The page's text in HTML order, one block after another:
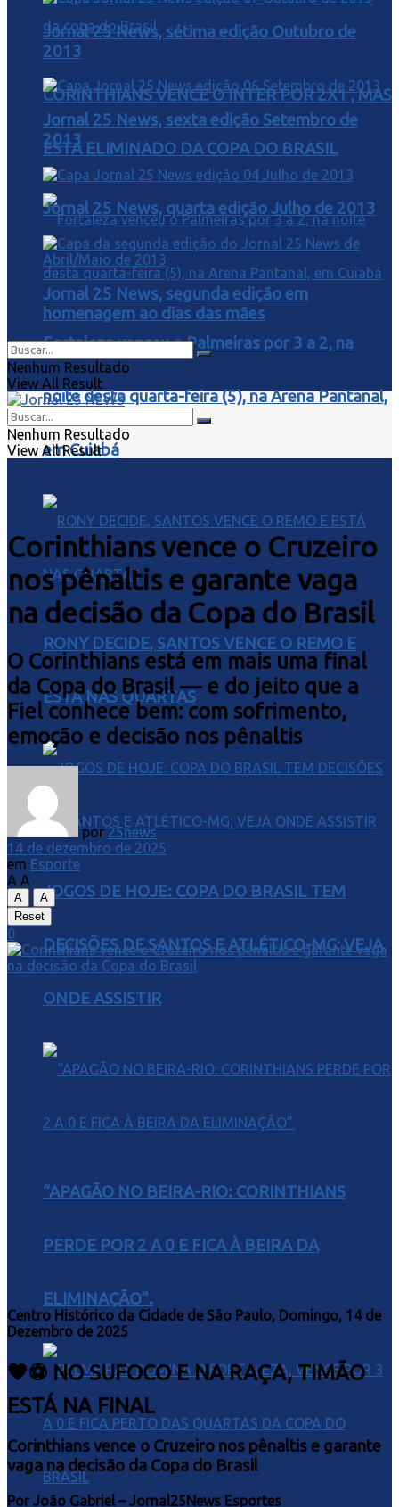
CORINTHIANS VENCE O INTER POR 2X1 , MAS
ESTA ELIMINADO DA COPA DO BRASIL
Fortaleza venceu o Palmeiras por 3 a 2, na
noite desta quarta-feira (5), na Arena Pantanal,
em Cuiabá
RONY DECIDE, SANTOS VENCE O REMO E
ESTÁ NAS QUARTAS
JOGOS DE HOJE: COPA DO BRASIL TEM
DECISÕES DE SANTOS E ATLÉTICO-MG; VEJA
ONDE ASSISTIR
“APAGÃO NO BEIRA-RIO: CORINTHIANS
PERDE POR 2 A 0 E FICA À BEIRA DA
ELIMINAÇÃO”.
Jornal 25 News, sétima edição Outubro de
2013
Jornal 25 News, sexta edição Setembro de
2013
Jornal 25 News, quarta edição Julho de 2013
Jornal 25 News, segunda edição em
homenagem ao dias das mães
Nenhum Resultado
View All Result
Nenhum Resultado
View All Result
Corinthians vence o Cruzeiro
nos pênaltis e garante vaga
na decisão da Copa do Brasil
O Corinthians está em mais uma final
da Copa do Brasil — e do jeito que a
Fiel conhece bem: com sofrimento,
emoção e decisão nos pênaltis
por 25news
14 de dezembro de 2025
em Esporte
A A
A
A
Reset
0
Centro Histórico da Cidade de São Paulo, Domingo, 14 de
Dezembro de 2025
🖤⚽ NO SUFOCO E NA RAÇA, TIMÃO
ESTÁ NA FINAL
Corinthians vence o Cruzeiro nos pênaltis e garante
vaga na decisão da Copa do Brasil
Por João Gabriel – Jornal25News Esportes